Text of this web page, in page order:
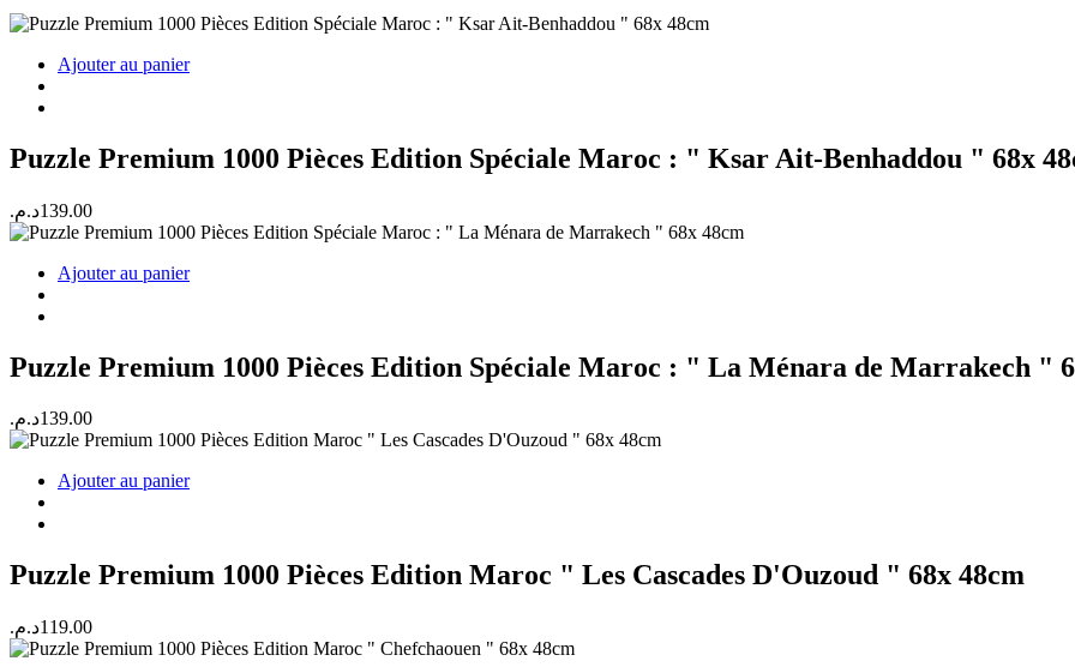
Ajouter au panier
Puzzle Premium 1000 Pièces Edition Spéciale Maroc : " Ksar Ait-Benhaddou " 68x
139.00د.م.
Ajouter au panier
Puzzle Premium 1000 Pièces Edition Spéciale Maroc : " La Ménara de Marrakech "
139.00د.م.
Ajouter au panier
Puzzle Premium 1000 Pièces Edition Maroc " Les Cascades D'Ouzoud " 68x 48cm
119.00د.م.